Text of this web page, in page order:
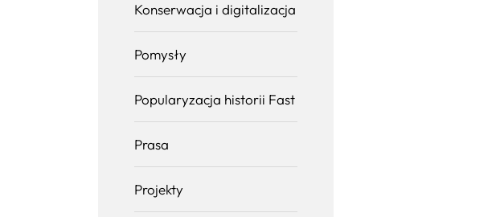
Konserwacja i digitalizacja
Pomysły
Popularyzacja historii Fast
Prasa
Projekty